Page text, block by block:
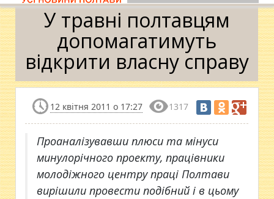
У травні полтавцям
допомагатимуть
відкрити власну справу
12 квітня 2011 о 17:27 1317
Проаналізувавши плюси та мінуси
минулорічного проекту, працівники
молодіжного центру праці Полтави
вирішили провести подібний і в цьому